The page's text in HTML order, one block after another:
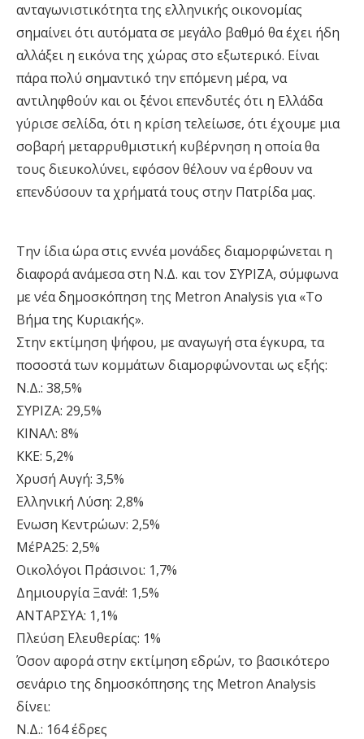
ανταγωνιστικότητα της ελληνικής οικονομίας
σημαίνει ότι αυτόματα σε μεγάλο βαθμό θα έχει ήδη
αλλάξει η εικόνα της χώρας στο εξωτερικό. Είναι
πάρα πολύ σημαντικό την επόμενη μέρα, να
αντιληφθούν και οι ξένοι επενδυτές ότι η Ελλάδα
γύρισε σελίδα, ότι η κρίση τελείωσε, ότι έχουμε μια
σοβαρή μεταρρυθμιστική κυβέρνηση η οποία θα
τους διευκολύνει, εφόσον θέλουν να έρθουν να
επενδύσουν τα χρήματά τους στην Πατρίδα μας.
Την ίδια ώρα στις εννέα μονάδες διαμορφώνεται η
διαφορά ανάμεσα στη Ν.Δ. και τον ΣΥΡΙΖΑ, σύμφωνα
με νέα δημοσκόπηση της Metron Analysis για «Το
Βήμα της Κυριακής».
Στην εκτίμηση ψήφου, με αναγωγή στα έγκυρα, τα
ποσοστά των κομμάτων διαμορφώνονται ως εξής:
Ν.Δ.: 38,5%
ΣΥΡΙΖΑ: 29,5%
ΚΙΝΑΛ: 8%
ΚΚΕ: 5,2%
Χρυσή Αυγή: 3,5%
Ελληνική Λύση: 2,8%
Ενωση Κεντρώων: 2,5%
ΜέΡΑ25: 2,5%
Οικολόγοι Πράσινοι: 1,7%
Δημιουργία Ξανά!: 1,5%
ΑΝΤΑΡΣΥΑ: 1,1%
Πλεύση Ελευθερίας: 1%
Όσον αφορά στην εκτίμηση εδρών, το βασικότερο
σενάριο της δημοσκόπησης της Metron Analysis
δίνει:
Ν.Δ.: 164 έδρες